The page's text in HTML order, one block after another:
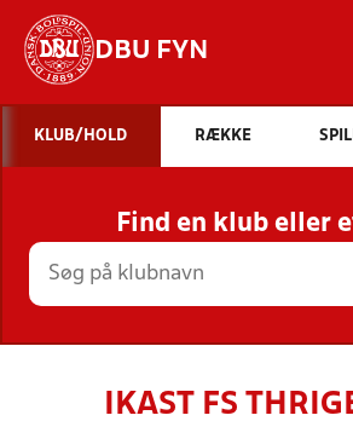
DBU FYN
STILLINGER, RESULTATER,
HOLD
KLUB/HOLD RÆKKE
Find en klub eller
IKAST FS